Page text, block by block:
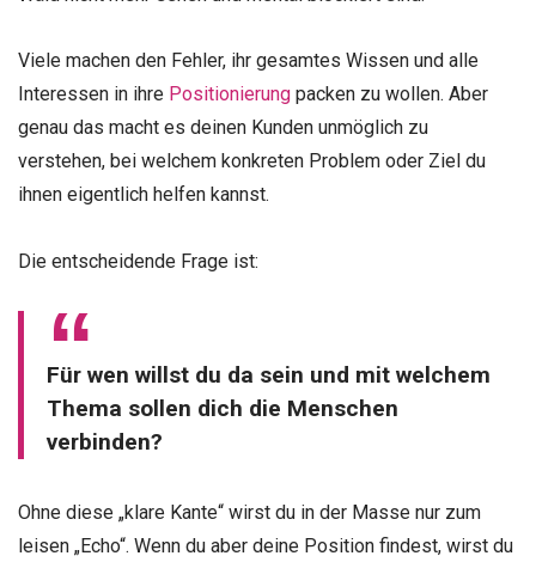
Viele machen den Fehler, ihr gesamtes Wissen und alle
Interessen in ihre Positionierung packen zu wollen. Aber
genau das macht es deinen Kunden unmöglich zu
verstehen, bei welchem konkreten Problem oder Ziel du
ihnen eigentlich helfen kannst.
Die entscheidende Frage ist:
Für wen willst du da sein und mit welchem
Thema sollen dich die Menschen
verbinden?
Ohne diese „klare Kante“ wirst du in der Masse nur zum
leisen „Echo“. Wenn du aber deine Position findest, wirst du